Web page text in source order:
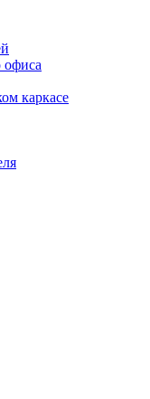
офиса
каркасе